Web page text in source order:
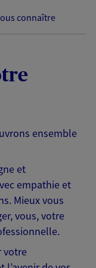
connaître
ensemble
et
empathie et
Mieux vous
vous, votre
votre